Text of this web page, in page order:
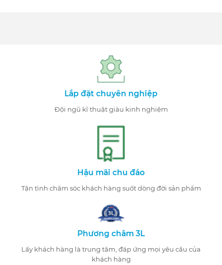
Lắp đặt chuyên nghiệp
Đội ngũ kĩ thuật giàu kinh nghiệm
Hậu mãi chu đáo
Tận tình chăm sóc khách hàng suốt dòng đời sản phẩm
Phương châm 3L
Lấy khách hàng là trung tâm, đáp ứng mọi yêu cầu của
khách hàng